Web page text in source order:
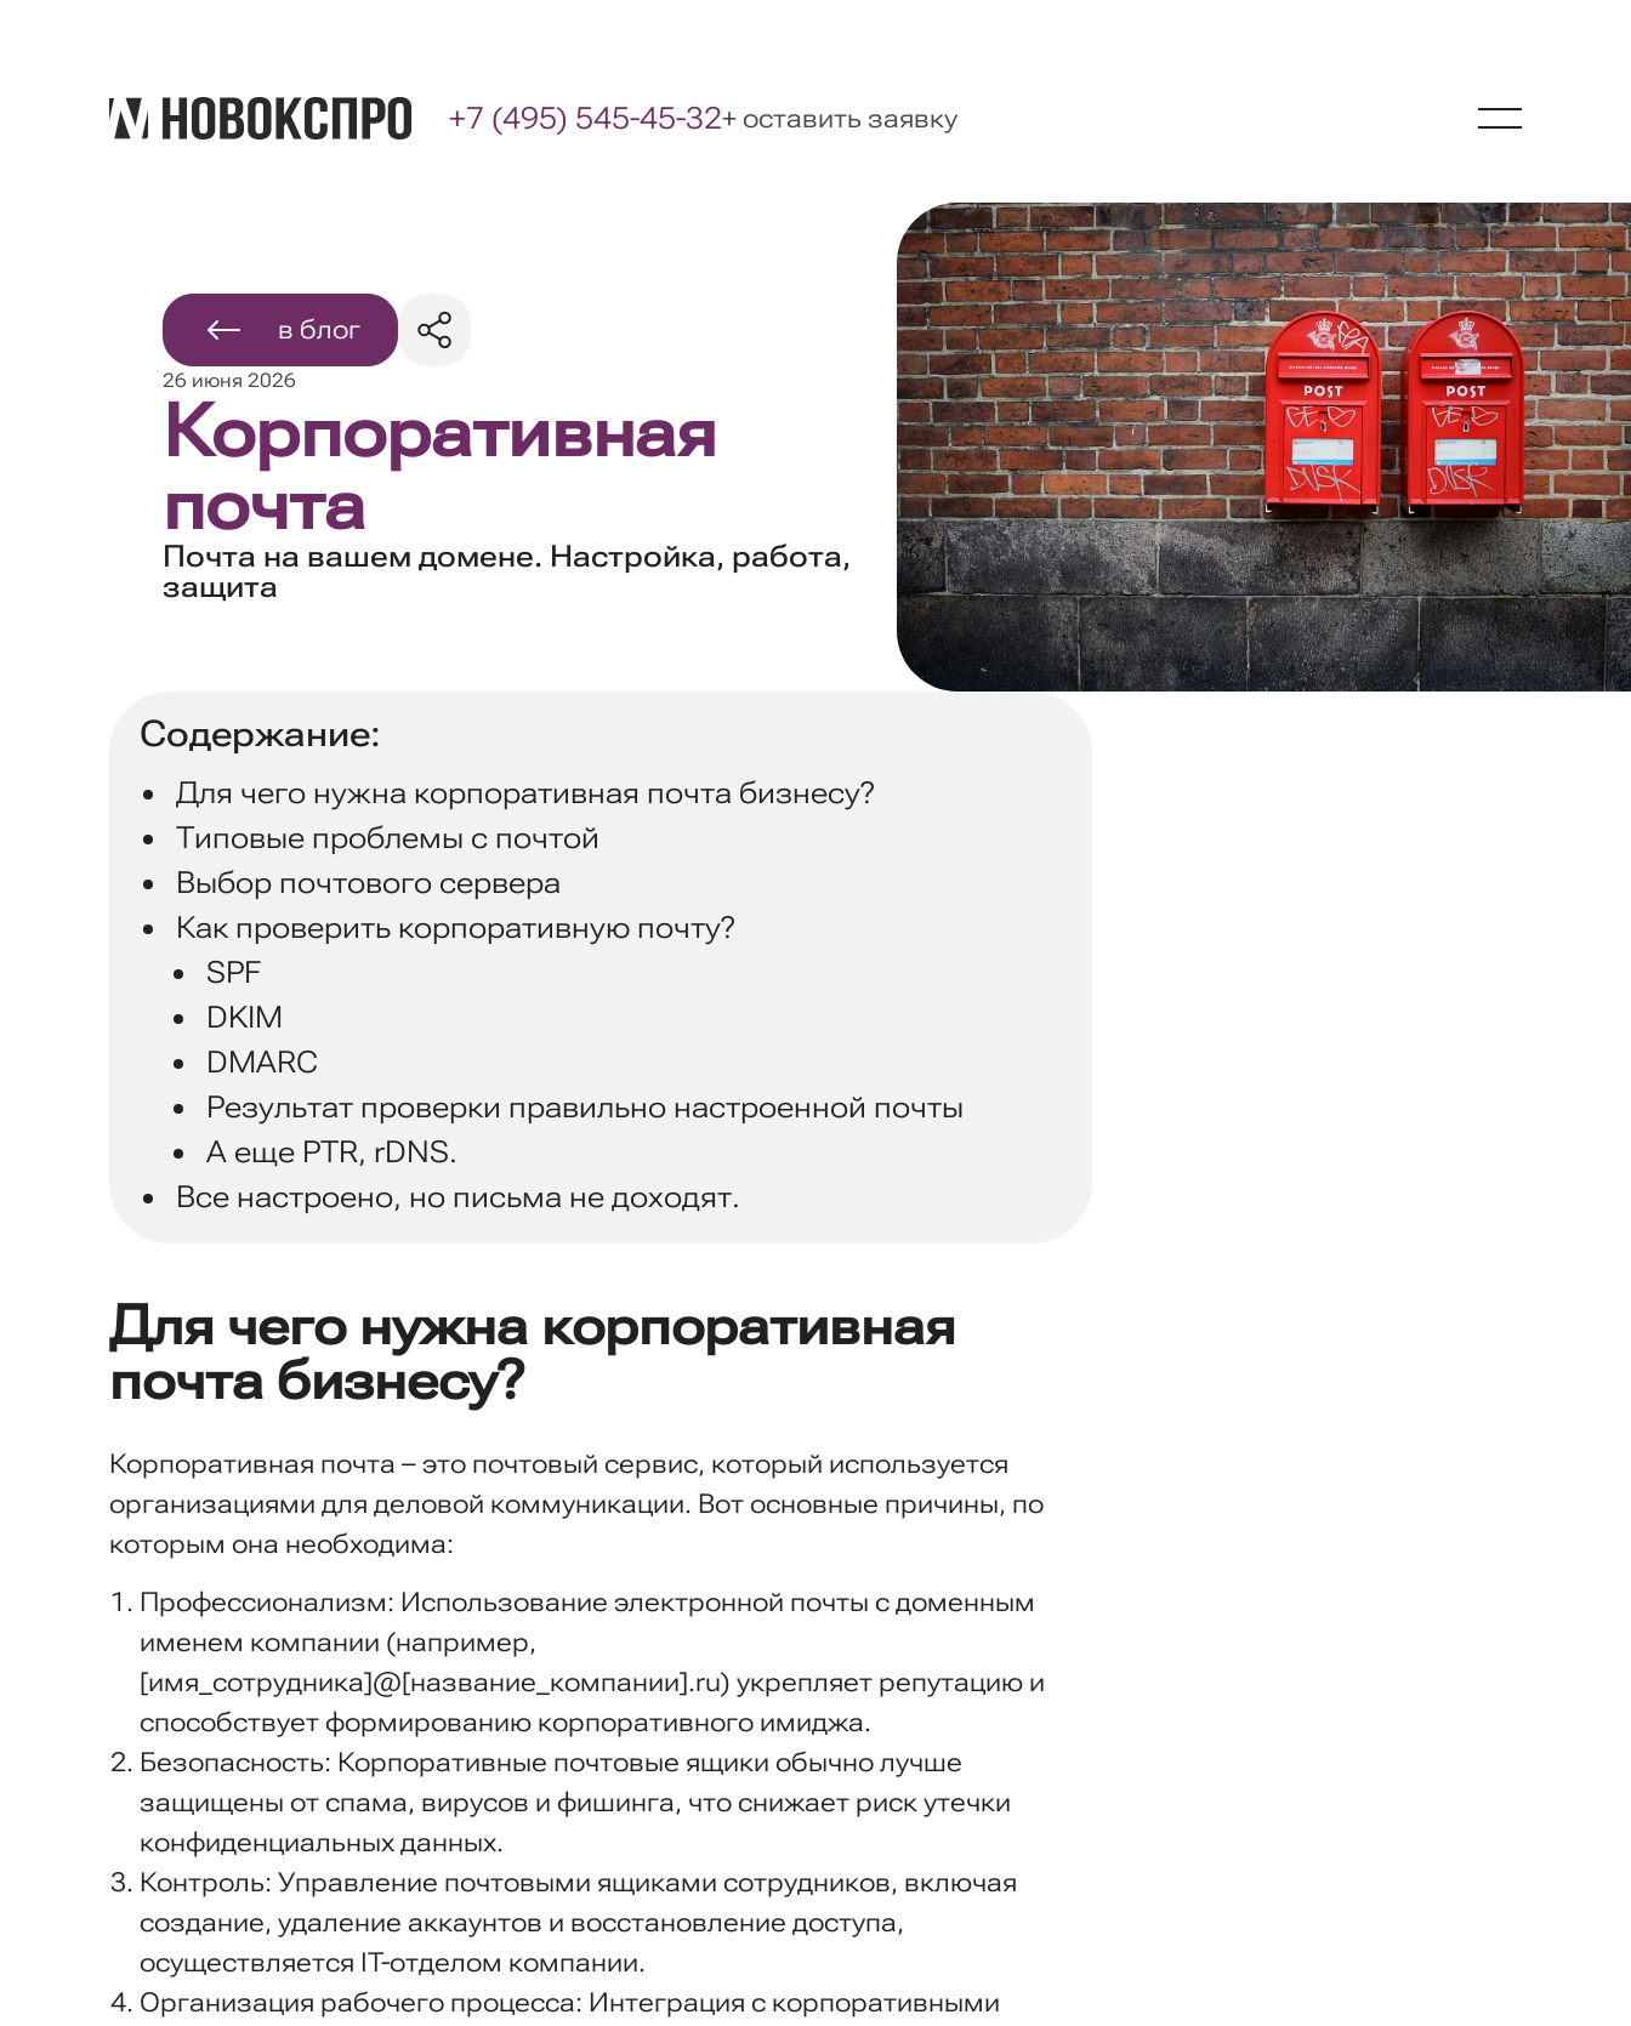
+7 (495) 545-45-32+ оставить заявку
в блог
26 июня 2026
Корпоративная
почта
Почта на вашем домене. Настройка, работа,
защита
Содержание:
Для чего нужна корпоративная почта бизнесу?
Типовые проблемы с почтой
Выбор почтового сервера
Как проверить корпоративную почту?
SPF
DKIM
DMARC
Результат проверки правильно настроенной почты
А еще PTR, rDNS.
Все настроено, но письма не доходят.
Для чего нужна корпоративная
почта бизнесу?
Корпоративная почта – это почтовый сервис, который используется
организациями для деловой коммуникации. Вот основные причины, по
которым она необходима:
Профессионализм: Использование электронной почты с доменным
именем компании (например,
[имя_сотрудника]@[название_компании].ru) укрепляет репутацию и
способствует формированию корпоративного имиджа.
Безопасность: Корпоративные почтовые ящики обычно лучше
защищены от спама, вирусов и фишинга, что снижает риск утечки
конфиденциальных данных.
Контроль: Управление почтовыми ящиками сотрудников, включая
создание, удаление аккаунтов и восстановление доступа,
осуществляется IT-отделом компании.
Организация рабочего процесса: Интеграция с корпоративными